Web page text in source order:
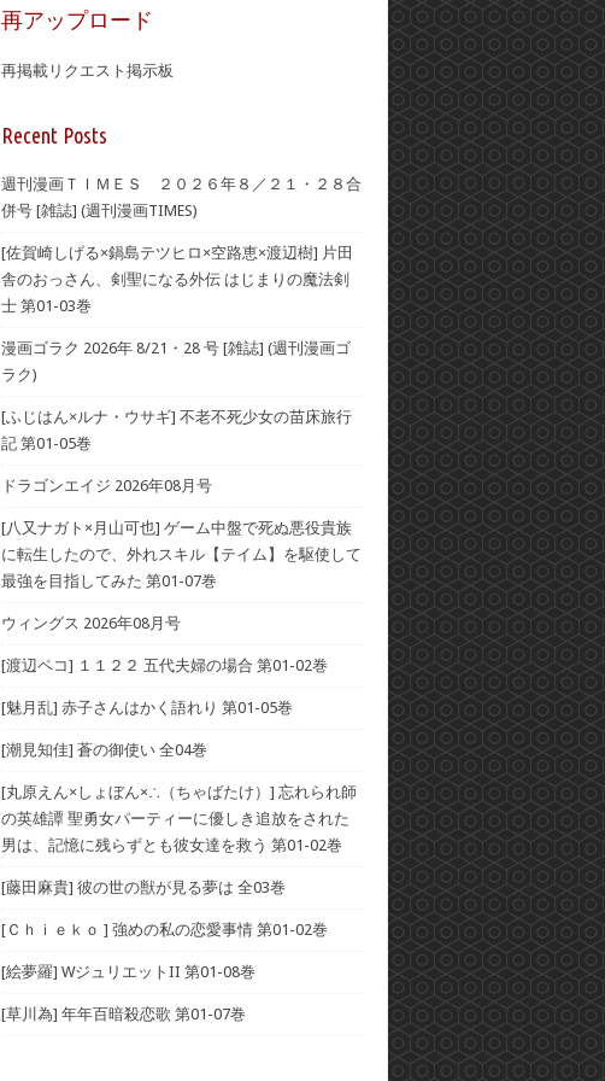
再アップロード
再掲載リクエスト掲示板
Recent Posts
週刊漫画ＴＩＭＥＳ ２０２６年８／２１・２８合
併号 [雑誌] (週刊漫画TIMES)
[佐賀崎しげる×鍋島テツヒロ×空路恵×渡辺樹] 片田
舎のおっさん、剣聖になる外伝 はじまりの魔法剣
士 第01-03巻
漫画ゴラク 2026年 8/21・28 号 [雑誌] (週刊漫画ゴ
ラク)
[ふじはん×ルナ・ウサギ] 不老不死少女の苗床旅行
記 第01-05巻
ドラゴンエイジ 2026年08月号
[八又ナガト×月山可也] ゲーム中盤で死ぬ悪役貴族
に転生したので、外れスキル【テイム】を駆使して
最強を目指してみた 第01-07巻
ウィングス 2026年08月号
[渡辺ペコ] １１２２ 五代夫婦の場合 第01-02巻
[魅月乱] 赤子さんはかく語れり 第01-05巻
[潮見知佳] 蒼の御使い 全04巻
[丸原えん×しょぼん×∴（ちゃばたけ）] 忘れられ師
の英雄譚 聖勇女パーティーに優しき追放をされた
男は、記憶に残らずとも彼女達を救う 第01-02巻
[藤田麻貴] 彼の世の獣が見る夢は 全03巻
[Ｃｈｉｅｋｏ ] 強めの私の恋愛事情 第01-02巻
[絵夢羅] WジュリエットII 第01-08巻
[草川為] 年年百暗殺恋歌 第01-07巻